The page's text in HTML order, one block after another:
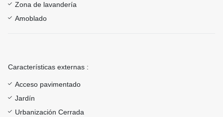
Zona de lavandería
Amoblado
Características externas :
Acceso pavimentado
Jardín
Urbanización Cerrada